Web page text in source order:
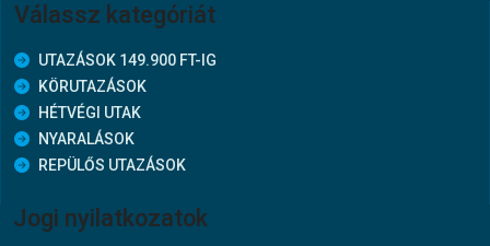
Válassz kategóriát
UTAZÁSOK 149.900 FT-IG
KÖRUTAZÁSOK
HÉTVÉGI UTAK
NYARALÁSOK
REPÜLŐS UTAZÁSOK
Jogi nyilatkozatok